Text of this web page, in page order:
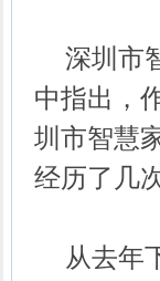
深圳市
中指出，
圳市智慧
经历了几
从去年